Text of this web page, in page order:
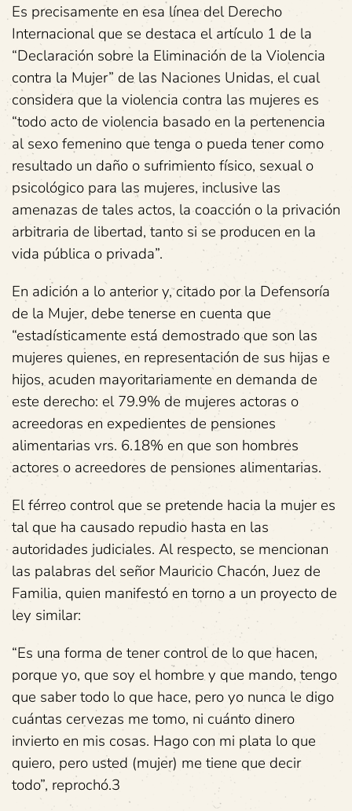
Es precisamente en esa línea del Derecho
Internacional que se destaca el artículo 1 de la
“Declaración sobre la Eliminación de la Violencia
contra la Mujer” de las Naciones Unidas, el cual
considera que la violencia contra las mujeres es
“todo acto de violencia basado en la pertenencia
al sexo femenino que tenga o pueda tener como
resultado un daño o sufrimiento físico, sexual o
psicológico para las mujeres, inclusive las
amenazas de tales actos, la coacción o la privación
arbitraria de libertad, tanto si se producen en la
vida pública o privada”.
En adición a lo anterior y, citado por la Defensoría
de la Mujer, debe tenerse en cuenta que
“estadísticamente está demostrado que son las
mujeres quienes, en representación de sus hijas e
hijos, acuden mayoritariamente en demanda de
este derecho: el 79.9% de mujeres actoras o
acreedoras en expedientes de pensiones
alimentarias vrs. 6.18% en que son hombres
actores o acreedores de pensiones alimentarias.
El férreo control que se pretende hacia la mujer es
tal que ha causado repudio hasta en las
autoridades judiciales. Al respecto, se mencionan
las palabras del señor Mauricio Chacón, Juez de
Familia, quien manifestó en torno a un proyecto de
ley similar:
“Es una forma de tener control de lo que hacen,
porque yo, que soy el hombre y que mando, tengo
que saber todo lo que hace, pero yo nunca le digo
cuántas cervezas me tomo, ni cuánto dinero
invierto en mis cosas. Hago con mi plata lo que
quiero, pero usted (mujer) me tiene que decir
todo”, reprochó.3